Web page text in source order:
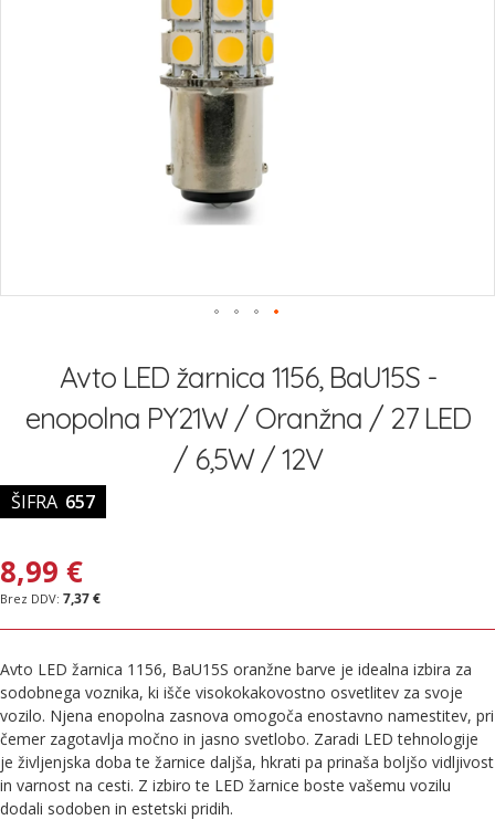
Avto LED žarnica 1156, BaU15S -
enopolna PY21W / Oranžna / 27 LED
/ 6,5W / 12V
ŠIFRA 657
8,99 €
7,37 €
Avto LED žarnica 1156, BaU15S oranžne barve je idealna izbira za
sodobnega voznika, ki išče visokokakovostno osvetlitev za svoje
vozilo. Njena enopolna zasnova omogoča enostavno namestitev, pri
čemer zagotavlja močno in jasno svetlobo. Zaradi LED tehnologije
je življenjska doba te žarnice daljša, hkrati pa prinaša boljšo vidljivost
in varnost na cesti. Z izbiro te LED žarnice boste vašemu vozilu
dodali sodoben in estetski pridih.